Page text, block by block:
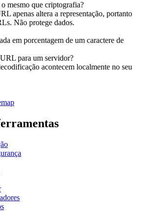
mesmo que criptografia?
apenas altera a representação, portanto
Não protege dados.
em porcentagem de um caractere de
para um servidor?
acontecem localmente no seu